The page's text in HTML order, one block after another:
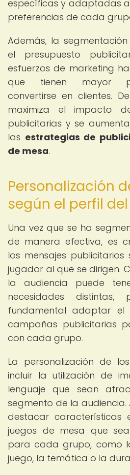
específicas y adaptadas
preferencias de cada
Además, la
el presupuesto
esfuerzos de marketing
que tienen mayor
convertirse en clientes.
maximiza el impacto
publicitarias y se
las estrategias de
de mesa.
Personalización
según el perfil
Una vez que se ha
de manera efectiva, es
los mensajes
jugador al que se dirigen.
la audiencia puede
necesidades
fundamental adaptar el
campañas publicitarias
con cada grupo.
La personalización de
incluir la utilización de
lenguaje que sean
segmento de la audiencia.
destacar características
juegos de mesa que
para cada grupo, como
juego, la temática o la